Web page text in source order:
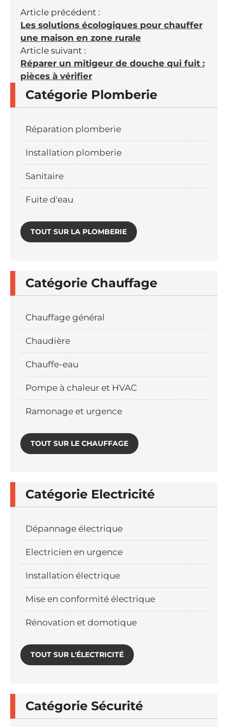
Article précédent :
Les solutions écologiques pour chauffer
une maison en zone rurale
Article suivant :
Réparer un mitigeur de douche qui fuit :
pièces à vérifier
Catégorie Plomberie
Réparation plomberie
Installation plomberie
Sanitaire
Fuite d'eau
TOUT SUR LA PLOMBERIE
Catégorie Chauffage
Chauffage général
Chaudière
Chauffe-eau
Pompe à chaleur et HVAC
Ramonage et urgence
TOUT SUR LE CHAUFFAGE
Catégorie Electricité
Dépannage électrique
Electricien en urgence
Installation électrique
Mise en conformité électrique
Rénovation et domotique
TOUT SUR L'ÉLECTRICITÉ
Catégorie Sécurité